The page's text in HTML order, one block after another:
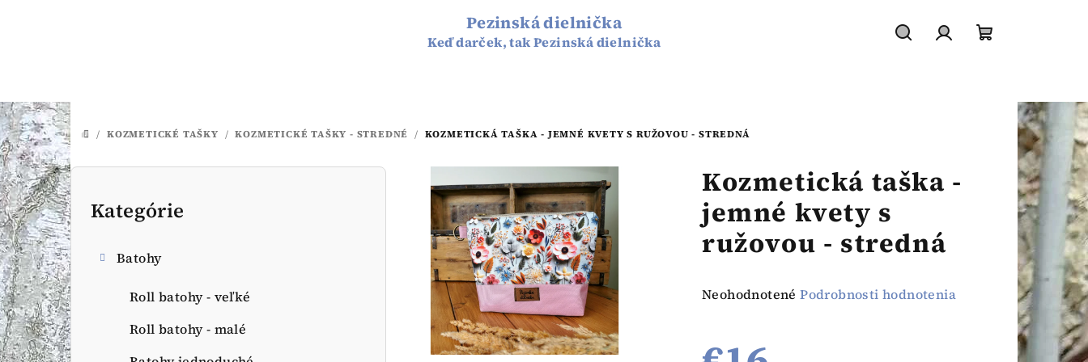
Pezinská dielnička
Keď darček, tak Pezinská dielnička
košík
DOMOV
/ KOZMETICKÉ TAŠKY / KOZMETICKÉ TAŠKY - STREDNÉ / KOZMETICKÁ TAŠKA - JEMNÉ KVETY S RUŽOVOU - STREDNÁ
B
o
č
n
ý
p
Preskočiť
kategórie
Kategórie
Batohy
Roll batohy - veľké
Roll batohy - malé
Kozmetická taška -
jemné kvety s
ružovou - stredná
Priemerné
je
Neohodnotené Podrobnosti hodnotenia